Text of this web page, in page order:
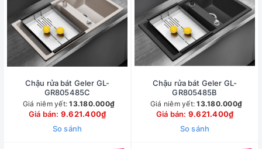
Chậu rửa bát Geler GL-
GR805485C
Giá niêm yết:13.180.000₫
Giá bán: 9.621.400₫
So sánh
Chậu rửa bát Geler GL-
GR805485B
Giá niêm yết:13.180.000₫
Giá bán: 9.621.400₫
So sánh